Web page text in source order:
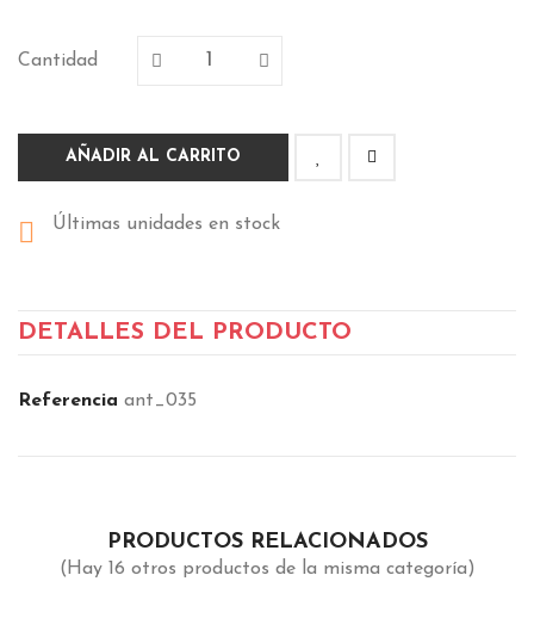
Cantidad
AÑADIR AL CARRITO
 Últimas unidades en stock
DETALLES DEL PRODUCTO
Referencia ant_035
PRODUCTOS RELACIONADOS
(Hay 16 otros productos de la misma categoría)